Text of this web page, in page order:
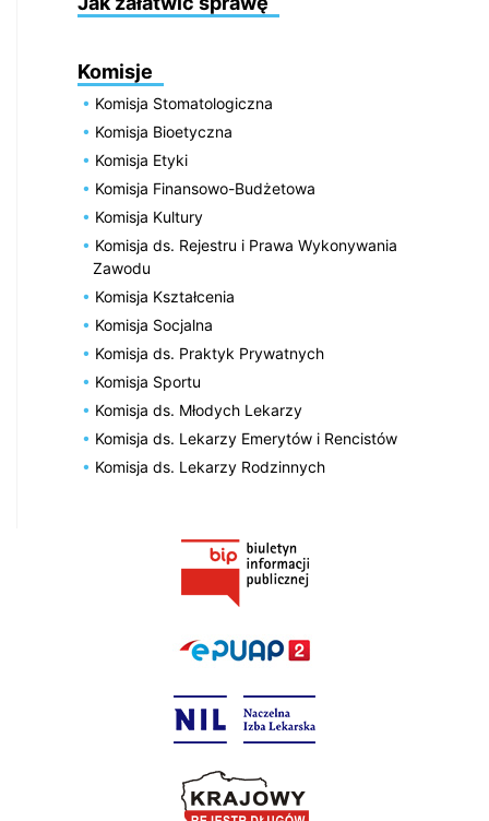
Komisje
Komisja Stomatologiczna
Komisja Bioetyczna
Komisja Etyki
Komisja Finansowo-Budżetowa
Komisja Kultury
Komisja ds. Rejestru i Prawa Wykonywania
Zawodu
Komisja Kształcenia
Komisja Socjalna
Komisja ds. Praktyk Prywatnych
Komisja Sportu
Komisja ds. Młodych Lekarzy
Komisja ds. Lekarzy Emerytów i Rencistów
Komisja ds. Lekarzy Rodzinnych